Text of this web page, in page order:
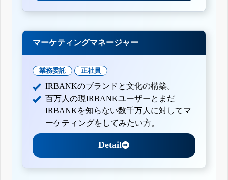
マーケティングマネージャー
業務委託 正社員
IRBANKのブランドと文化の構築。
百万人の現IRBANKユーザーとまだ
IRBANKを知らない数千万人に対してマ
ーケティングをしてみたい方。
Detail